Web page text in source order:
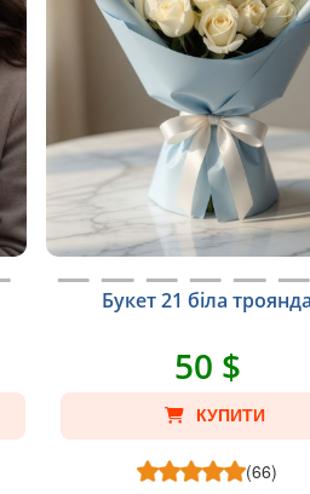
Букет 21 біла троянда
50 $
КУПИТИ
(66)